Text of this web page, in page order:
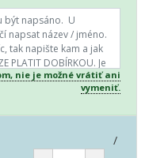
nie je možné vrátiť ani
vymeniť.
/